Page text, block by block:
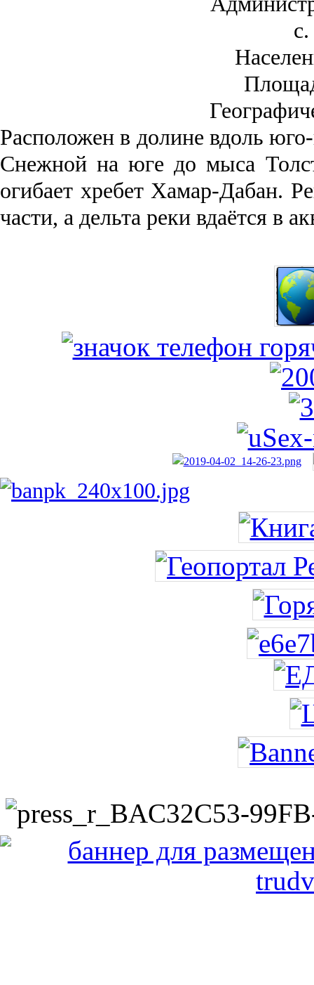
Рас­положен в долине вдоль
Снежной на юге до мыса
огибает хребет Хамар-Дабан.
части, а дельта реки вда­ётся в